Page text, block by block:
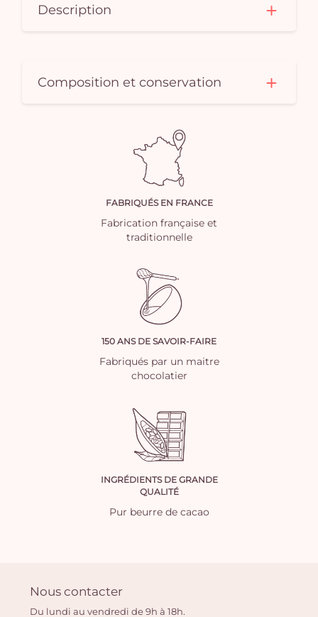
Description
Composition et conservation
FABRIQUÉS EN FRANCE
Fabrication française et
traditionnelle
150 ANS DE SAVOIR-FAIRE
Fabriqués par un maitre
chocolatier
INGRÉDIENTS DE GRANDE
QUALITÉ
Pur beurre de cacao
Nous contacter
Du lundi au vendredi de 9h à 18h.